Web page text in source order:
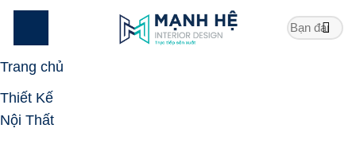
Skip
Trang chủ
Thiết Kế
Nội Thất